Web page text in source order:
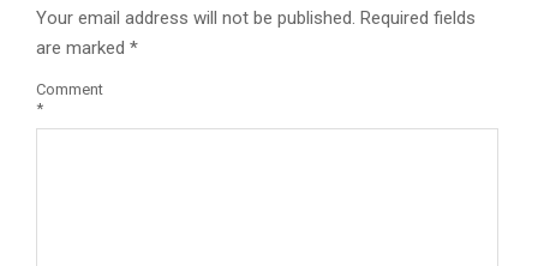
Your email address will not be published. Required fields
are marked *
Comment
*